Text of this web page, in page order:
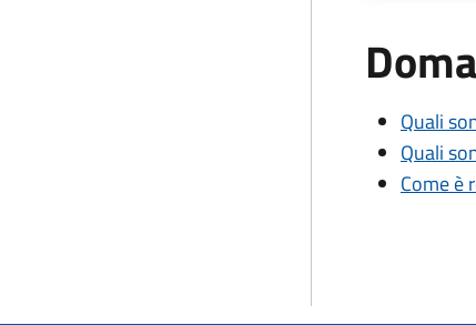
Quali
Quali
Come è